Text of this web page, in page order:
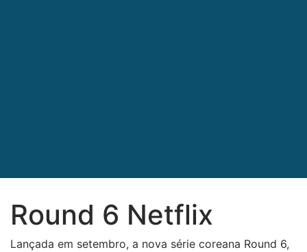
Round 6 Netflix
Lançada em setembro, a nova série coreana Round 6,